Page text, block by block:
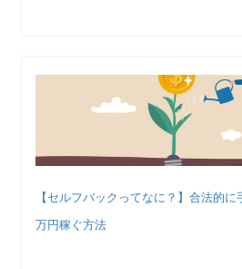
【セルフバックってなに？】合法的
万円稼ぐ方法